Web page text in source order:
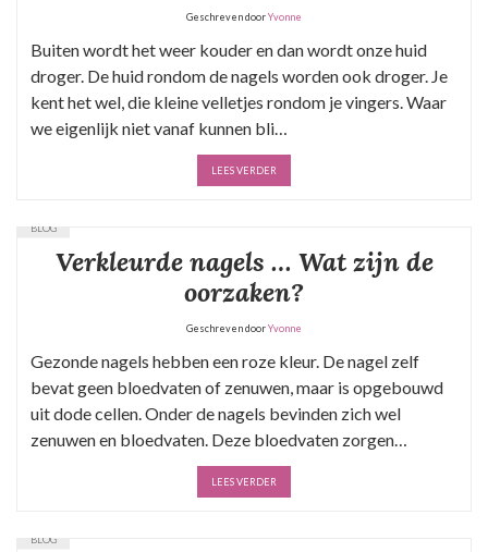
Geschreven doorYvonne
Buiten wordt het weer kouder en dan wordt onze huid
droger. De huid rondom de nagels worden ook droger. Je
kent het wel, die kleine velletjes rondom je vingers. Waar
we eigenlijk niet vanaf kunnen bli…
LEES VERDER
BLOG
Verkleurde nagels … Wat zijn de
oorzaken?
Geschreven doorYvonne
Gezonde nagels hebben een roze kleur. De nagel zelf
bevat geen bloedvaten of zenuwen, maar is opgebouwd
uit dode cellen. Onder de nagels bevinden zich wel
zenuwen en bloedvaten. Deze bloedvaten zorgen…
LEES VERDER
BLOG